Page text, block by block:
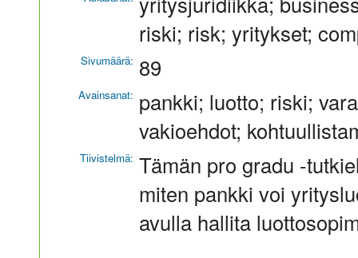
riski; risk; yritykset;
Sivumäärä: 89
Avainsanat: pankki; luotto; riski;
vakioehdot;
Tiivistelmä: Tämän pro gradu -
miten pankki voi
avulla hallita